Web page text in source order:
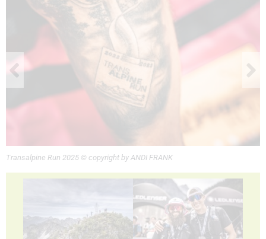
Transalpine Run 2025 © copyright by ANDI FRANK